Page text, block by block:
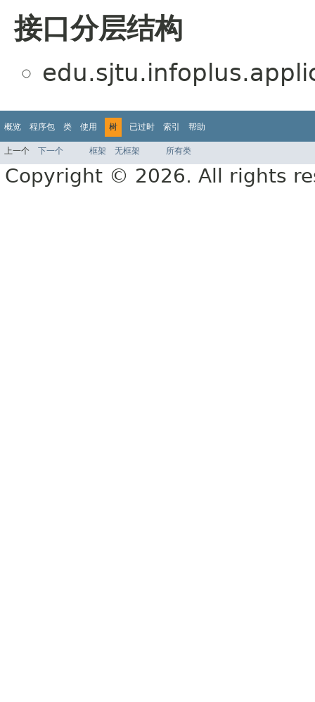
接口分层结构
概览 程序包 类 使用 树 已过时 索引 帮助
上一个 下一个 框架 无框架 所有类
Copyright © 2026. All rights